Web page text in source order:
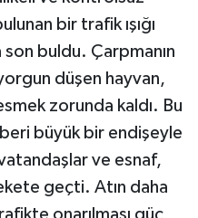
bir trafik ışığı
son buldu. Çarpmanın
düşen hayvan,
zorunda kaldı. Bu
büyük bir endişeyle
ve esnaf,
geçti. Atın daha